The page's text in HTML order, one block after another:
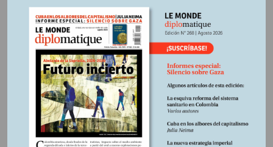
el mundo musulmán, este tipo de alianzas parece
inconcebible con los partidarios ultraortodoxos del
islam político.
Información adicional